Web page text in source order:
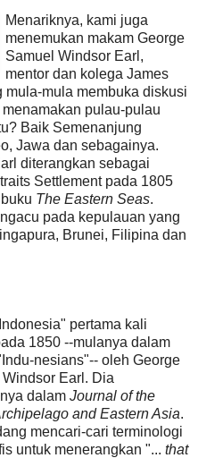
Menariknya, kami juga
menemukan makam George
Samuel Windsor Earl,
mentor dan kolega James
mula-mula membuka diskusi
pulau-pulau
Baik Semenanjung
Jawa dan sebagainya.
diterangkan sebagai
Settlement pada 1805
The Eastern Seas.
pada kepulauan yang
Brunei, Filipina dan
pertama kali
1850 --mulanya dalam
nesians"-- oleh George
Earl. Dia
dalam Journal of the
and Eastern Asia.
mencari-cari terminologi
untuk menerangkan "... that